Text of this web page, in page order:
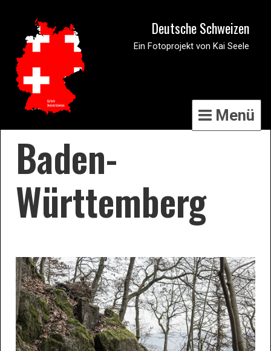
Deutsche Schweizen
Ein Fotoprojekt von Kai Seele
Menü
Baden-
Württemberg